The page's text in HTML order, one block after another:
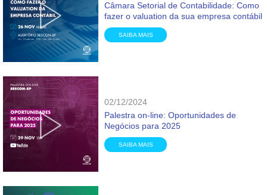
Câmara Setorial de Contabilidade: Como
fazer o valuation da sua empresa contábil
SAIBA MAIS
02/12/2024
Palestra on-line: Oportunidades de
Negócios para 2025
SAIBA MAIS